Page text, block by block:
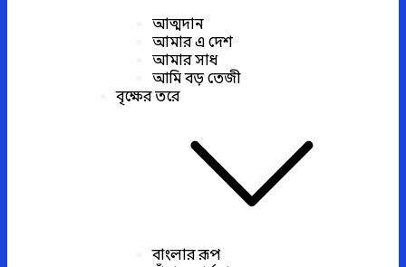
আত্মদান
আমার এ দেশ
আমার সাধ
আমি বড় তেজী
বৃক্ষের তরে
বাংলার রূপ